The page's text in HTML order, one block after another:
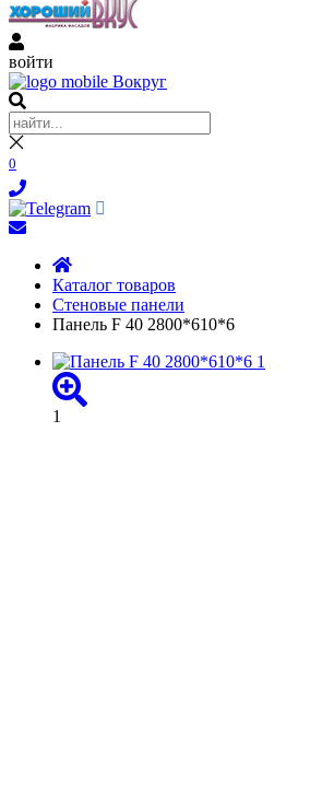
войти
0
Каталог товаров
Стеновые панели
Панель F 40 2800*610*6
1